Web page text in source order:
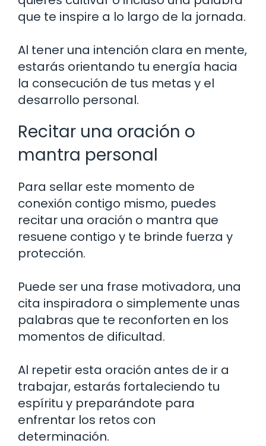
que te inspire a lo largo de la jornada.
Al tener una intención clara en mente,
estarás orientando tu energía hacia
la consecución de tus metas y el
desarrollo personal.
Recitar una oración o
mantra personal
Para sellar este momento de
conexión contigo mismo, puedes
recitar una oración o mantra que
resuene contigo y te brinde fuerza y
protección.
Puede ser una frase motivadora, una
cita inspiradora o simplemente unas
palabras que te reconforten en los
momentos de dificultad.
Al repetir esta oración antes de ir a
trabajar, estarás fortaleciendo tu
espíritu y preparándote para
enfrentar los retos con
determinación.